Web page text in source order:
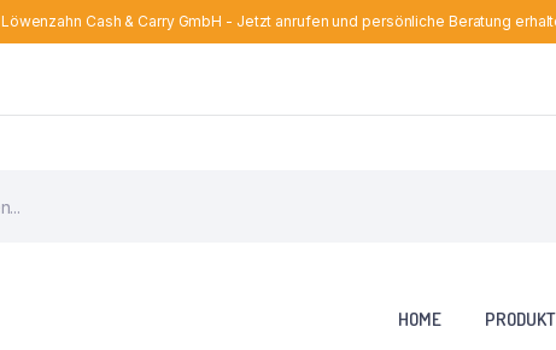
Löwenzahn Cash & Carry GmbH - Jetzt anrufen und persönliche Beratung
HOME